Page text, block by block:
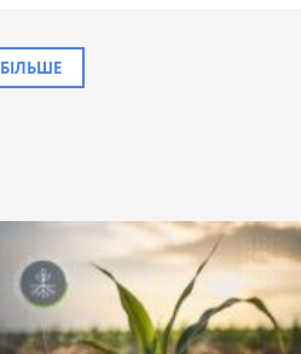
БІЛЬШЕ